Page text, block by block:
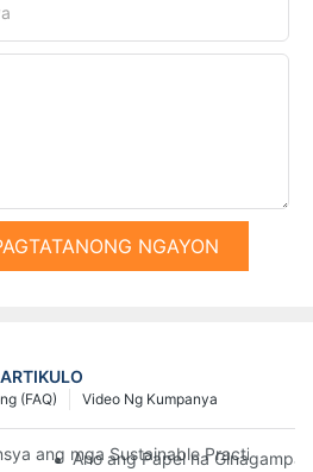
NGAYON
Video Ng Kumpanya
(FAQ)
ang mga Sustainable Practices sa
Ano ang Papel na